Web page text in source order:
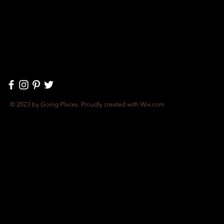
© 2023 by Going Places. Proudly created with Wix.com